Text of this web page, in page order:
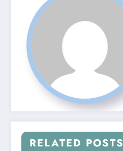
RELATED POSTS